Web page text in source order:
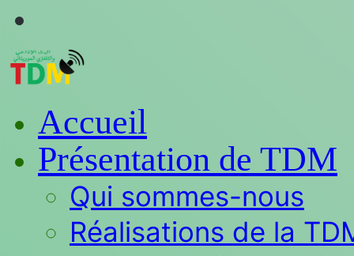
Accueil
Présentation de TDM
Qui sommes-nous
Réalisations de la